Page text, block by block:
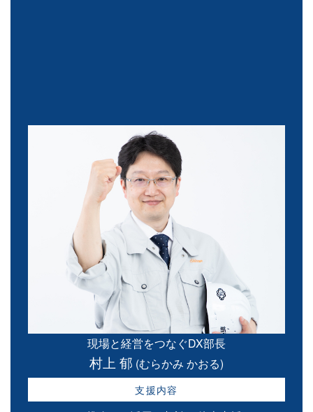
現場と経営をつなぐDX部長
村上 郁 (むらかみ かおる)
支援内容